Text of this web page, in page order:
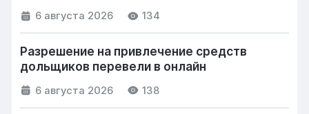
6 августа 2026 134
Разрешение на привлечение средств
дольщиков перевели в онлайн
6 августа 2026 138